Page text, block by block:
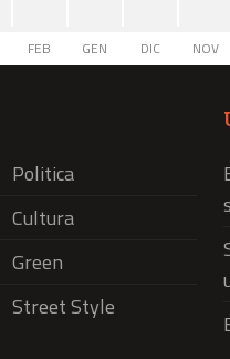
FEB GEN DIC NOV
Politica
Cultura
Green
Street Style